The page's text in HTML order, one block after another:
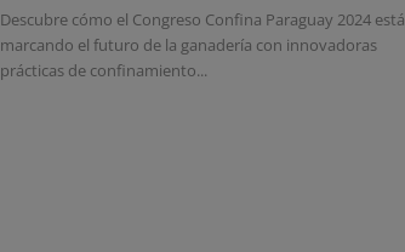
Descubre cómo el Congreso Confina Paraguay 2024 está
marcando el futuro de la ganadería con innovadoras
prácticas de confinamiento...